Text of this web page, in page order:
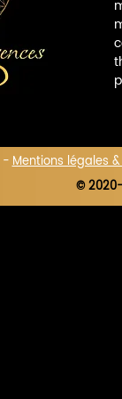
-Mentions légales
©